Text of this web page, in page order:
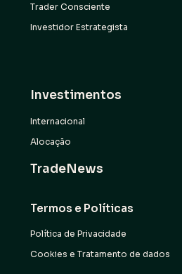
Trader Consciente
Investidor Estrategista
Investimentos
Internacional
Alocação
TradeNews
Termos e Políticas
Política de Privacidade
Cookies e Tratamento de dados